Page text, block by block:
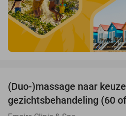
(Duo-)massage naar
gezichtsbehandeling (60